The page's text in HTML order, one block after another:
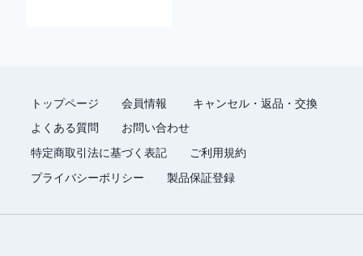
トップページ 会員情報
キャンセル・返品・交換
よくある質問
お問い合わせ
特定商取引法に基づく表記
ご利用規約
プライバシーポリシー
製品保証登録